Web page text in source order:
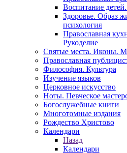
Воспитание
Здоровье. Образ
психология
Православная
Рукоделие
Святые места. Иконы.
Православная
Философия. Культура
Изучение языков
Церковное искусство
Ноты. Певческое
Богослужебные книги
Многотомные издания
Рождество Христово
Календари
Назад
Календари